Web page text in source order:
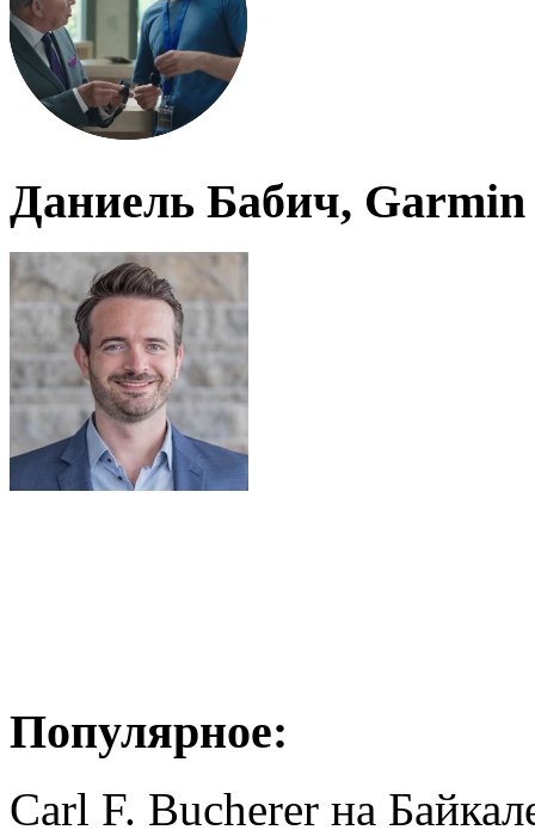
Даниель Бабич, Garmin
Популярное:
Carl F. Bucherer на